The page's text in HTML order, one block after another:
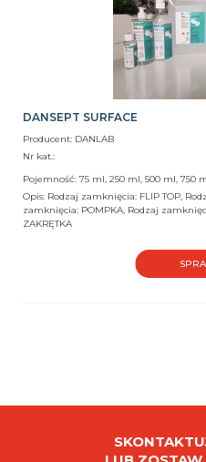
DANSEPT SURFACE
Producent: DANLAB
Nr kat.:
Pojemność: 75 ml, 250 ml, 500 ml, 750
Opis: Rodzaj zamknięcia: FLIP TOP,
zamknięcia: POMPKA, Rodzaj
ZAKRĘTKA